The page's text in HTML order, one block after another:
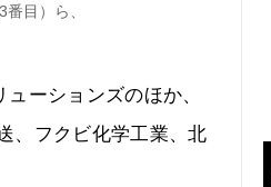
目）ら、
ーションズのほか、
、フクビ化学工業、北